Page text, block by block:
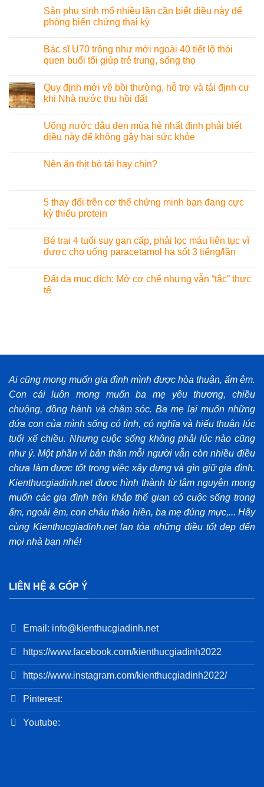
Sản phụ sinh mổ nhiều lần cần biết điều này để
phòng biến chứng thai kỳ
Bác sĩ U70 trông như mới ngoài 40 tiết lộ thói
quen buổi tối giúp trẻ trung, sống thọ
Quy định mới về bồi thường, hỗ trợ và tái định cư
khi Nhà nước thu hồi đất
Uống nước đậu đen mùa hè nhất định phải biết
điều này để không gây hại sức khỏe
Nên ăn thịt bò tái hay chín?
5 thay đổi trên cơ thể chứng minh bạn đang cực
kỳ thiếu protein
Bé trai 4 tuổi suy gan cấp, phải lọc máu liên tục vì
được cho uống paracetamol hạ sốt 3 tiếng/lần
Đất đa mục đích: Mở cơ chế nhưng vẫn “tắc” thực
tế
Ai cũng mong muốn gia đình mình được hòa thuận, ấm êm.
Con cái luôn mong muốn ba mẹ yêu thương, chiều
chuộng, đồng hành và chăm sóc. Ba mẹ lại muốn những
đứa con của mình sống có tình, có nghĩa và hiếu thuận lúc
tuổi xế chiều. Nhưng cuộc sống không phải lúc nào cũng
như ý. Một phần vì bản thân mỗi người vẫn còn nhiều điều
chưa làm được tốt trong việc xây dựng và gìn giữ gia đình.
Kienthucgiadinh.net được hình thành từ tâm nguyện mong
muốn các gia đình trên khắp thế gian có cuộc sống trong
ấm, ngoài êm, con cháu thảo hiền, ba mẹ đúng mực,... Hãy
cùng Kienthucgiadinh.net lan tỏa những điều tốt đẹp đến
mọi nhà bạn nhé!
LIÊN HỆ & GÓP Ý
Email: info@kienthucgiadinh.net
https://www.facebook.com/kienthucgiadinh2022
https://www.instagram.com/kienthucgiadinh2022/
Pinterest:
Youtube: